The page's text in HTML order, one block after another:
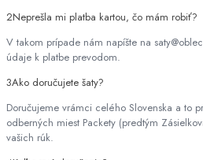
2Neprešla mi platba kartou, čo mám robiť?
V takom prípade nám napíšte na
údaje k platbe prevodom.
3Ako doručujete šaty?
Doručujeme vrámci celého Slovenska a to
odberných miest Packety (predtým
vašich rúk.